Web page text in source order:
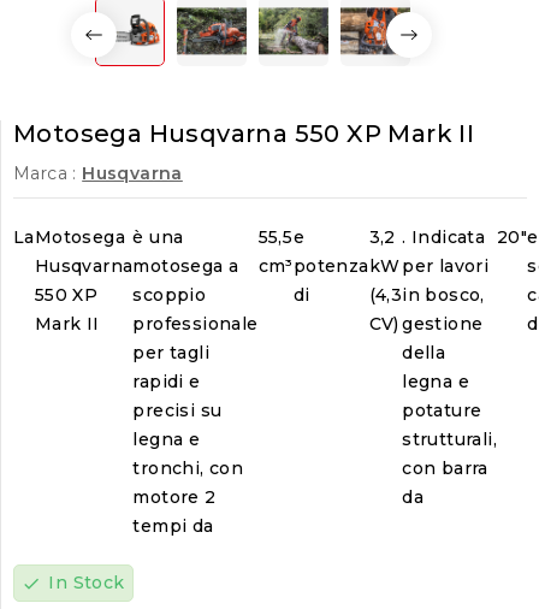
Motosega Husqvarna 550 XP Mark II
Marca : Husqvarna
LaMotosega
Husqvarna
550 XP
Mark II
è una
motosega a
scoppio
professionale
per tagli
rapidi e
precisi su
legna e
tronchi, con
motore 2
tempi da
55,5
cm³
e
potenza
di
3,2
kW
(4,3
CV)
. Indicata
per lavori
in bosco,
gestione
della
legna e
potature
strutturali,
con barra
da
20"e
check In Stock